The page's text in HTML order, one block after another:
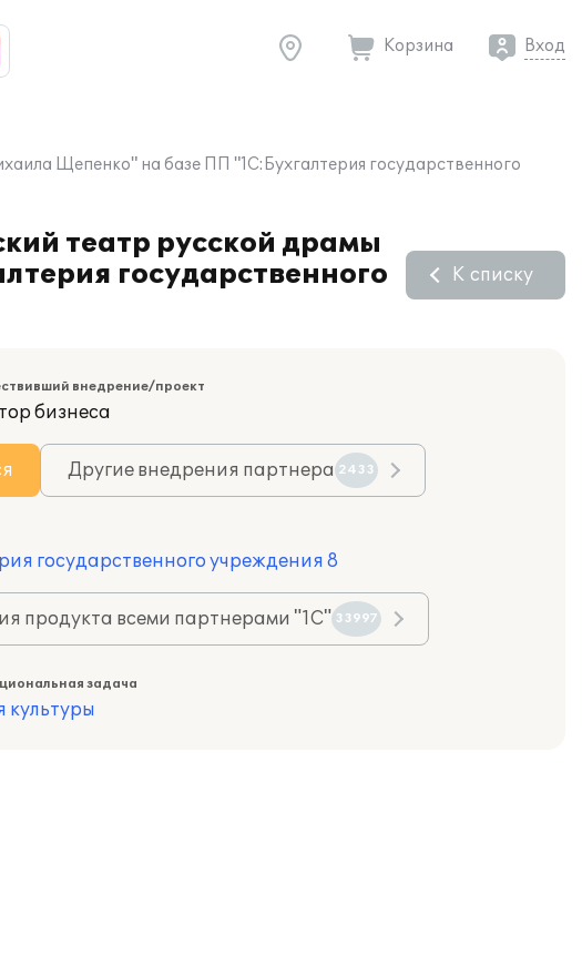
Корзина Вход
Щепенко" на базе ПП "1С:Бухгалтерия государственного
театр русской драмы
государственного
К списку
внедрение/проект
бизнеса
Другие внедрения партнера 2433
государственного учреждения 8
продукта всеми партнерами "1С" 33997
задача
культуры